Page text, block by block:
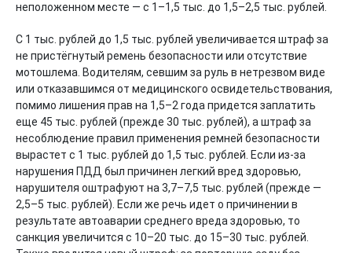
неположенном месте — с 1–1,5 тыс. до 1,5–2,5 тыс. рублей.
С 1 тыс. рублей до 1,5 тыс. рублей увеличивается штраф за
не пристёгнутый ремень безопасности или отсутствие
мотошлема. Водителям, севшим за руль в нетрезвом виде
или отказавшимся от медицинского освидетельствования,
помимо лишения прав на 1,5–2 года придется заплатить
еще 45 тыс. рублей (прежде 30 тыс. рублей), а штраф за
несоблюдение правил применения ремней безопасности
вырастет с 1 тыс. рублей до 1,5 тыс. рублей. Если из-за
нарушения ПДД был причинен легкий вред здоровью,
нарушителя оштрафуют на 3,7–7,5 тыс. рублей (прежде —
2,5–5 тыс. рублей). Если же речь идет о причинении в
результате автоаварии среднего вреда здоровью, то
санкция увеличится с 10–20 тыс. до 15–30 тыс. рублей.